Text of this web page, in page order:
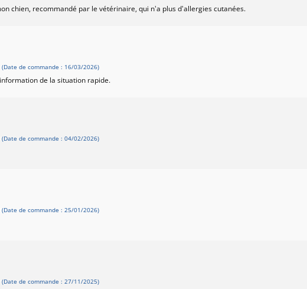
chien, recommandé par le vétérinaire, qui n'a plus d'allergies cutanées.
(Date de commande : 16/03/2026)
de la situation rapide.
(Date de commande : 04/02/2026)
(Date de commande : 25/01/2026)
(Date de commande : 27/11/2025)